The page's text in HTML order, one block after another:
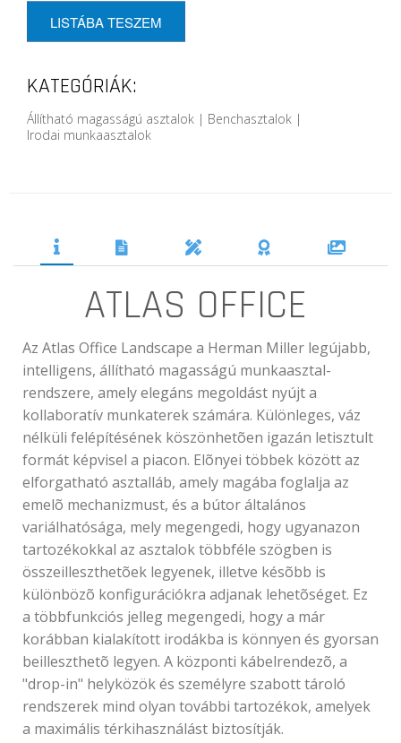
LISTÁBA TESZEM
KATEGÓRIÁK:
Állítható magasságú asztalok | Benchasztalok |
Irodai munkaasztalok
ATLAS OFFICE
Az Atlas Office Landscape a Herman Miller legújabb,
intelligens, állítható magasságú munkaasztal-
rendszere, amely elegáns megoldást nyújt a
kollaboratív munkaterek számára. Különleges, váz
nélküli felépítésének köszönhetõen igazán letisztult
formát képvisel a piacon. Elõnyei többek között az
elforgatható asztalláb, amely magába foglalja az
emelõ mechanizmust, és a bútor általános
variálhatósága, mely megengedi, hogy ugyanazon
tartozékokkal az asztalok többféle szögben is
összeilleszthetõek legyenek, illetve késõbb is
különbözõ konfigurációkra adjanak lehetõséget. Ez
a többfunkciós jelleg megengedi, hogy a már
korábban kialakított irodákba is könnyen és gyorsan
beilleszthetõ legyen. A központi kábelrendezõ, a
"drop-in" helyközök és személyre szabott tároló
rendszerek mind olyan további tartozékok, amelyek
a maximális térkihasználást biztosítják.